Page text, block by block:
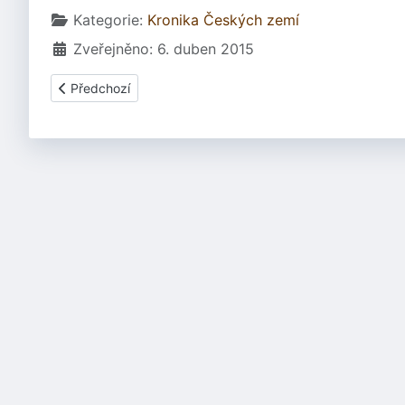
Základní údaje
Kategorie: Kronika Českých zemí
Zveřejněno: 6. duben 2015
Předchozí článek: 0992(3) - Boleslavovy výsady
Předchozí